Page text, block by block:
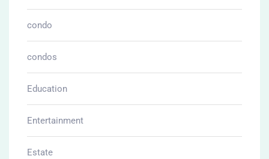
condo
condos
Education
Entertainment
Estate